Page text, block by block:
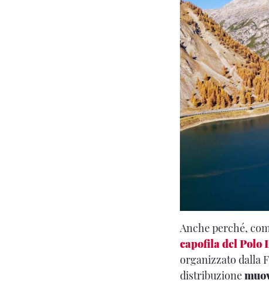
Anche perché,
capofila del Polo
organizzato dalla
distribuzione